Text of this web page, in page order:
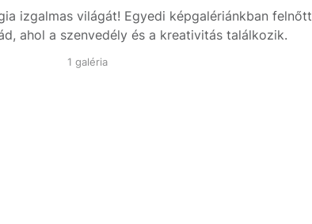
izgalmas világát! Egyedi képgalériánkban felnőtt
ahol a szenvedély és a kreativitás találkozik.
1 galéria